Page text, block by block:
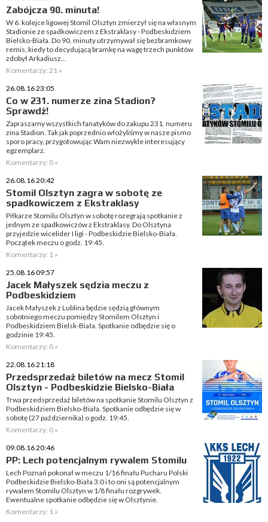
Zabójcza 90. minuta!
W 6. kolejce ligowej Stomil Olsztyn zmierzył się na własnym
Stadionie ze spadkowiczem z Ekstraklasy - Podbeskidziem
Bielsko-Biała. Do 90. minuty utrzymywał się bezbramkowy
remis, kiedy to decydującą bramkę na wagę trzech punktów
zdobył Arkadiusz...
Komentarzy: 21 »
26.08.16 23:05
Co w 231. numerze zina Stadion?
Sprawdź!
Zapraszamy wszystkich fanatyków do zakupu 231. numeru
zina Stadion. Tak jak poprzednio włożyliśmy w nasze pismo
sporo pracy, przygotowując Wam niezwykle interesujący
egzemplarz.
Komentarzy: 0 »
26.08.16 20:42
Stomil Olsztyn zagra w sobotę ze
spadkowiczem z Ekstraklasy
Piłkarze Stomilu Olsztyn w sobotę rozegrają spotkanie z
jednym ze spadkowiczów z Ekstraklasy. Do Olsztyna
przyjedzie wicelider I ligi - Podbeskidzie Bielsko-Biała.
Początek meczu o godz. 19:45.
Komentarzy: 1 »
25.08.16 09:57
Jacek Małyszek sędzia meczu z
Podbeskidziem
Jacek Małyszek z Lublina będzie sędzią głównym
sobotniego meczu pomiędzy Stomilem Olsztyn i
Podbeskidziem Bielsk-Biała. Spotkanie odbędzie się o
godzinie 19:45.
Komentarzy: 0 »
22.08.16 21:18
Przedsprzedaż biletów na mecz Stomil
Olsztyn - Podbeskidzie Bielsko-Biała
Trwa przedsprzedaż biletów na spotkanie Stomilu Olsztyn z
Podbeskidziem Bielsko-Biała. Spotkanie odbędzie się w
sobotę (27 października) o godz. 19:45.
Komentarzy: 0 »
09.08.16 20:46
PP: Lech potencjalnym rywalem Stomilu
Lech Poznań pokonał w meczu 1/16 finału Pucharu Polski
Podbeskidzie Bielsko-Biała 3:0 i to oni są potencjalnym
rywalem Stomilu Olsztyn w 1/8 finału rozgrywek.
Ewentualne spotkanie odbędzie się w Olsztynie.
Komentarzy: 1 »